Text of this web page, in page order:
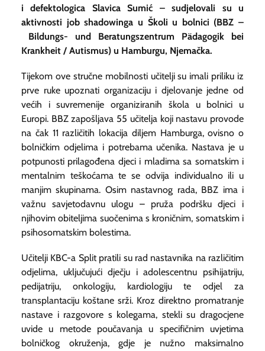
i defektologica Slavica Sumić – sudjelovali su u
aktivnosti job shadowinga u Školi u bolnici (BBZ –
Bildungs- und Beratungszentrum Pädagogik bei
Krankheit / Autismus) u Hamburgu, Njemačka.
Tijekom ove stručne mobilnosti učitelji su imali priliku iz
prve ruke upoznati organizaciju i djelovanje jedne od
većih i suvremenije organiziranih škola u bolnici u
Europi. BBZ zapošljava 55 učitelja koji nastavu provode
na čak 11 različitih lokacija diljem Hamburga, ovisno o
bolničkim odjelima i potrebama učenika. Nastava je u
potpunosti prilagođena djeci i mladima sa somatskim i
mentalnim teškoćama te se odvija individualno ili u
manjim skupinama. Osim nastavnog rada, BBZ ima i
važnu savjetodavnu ulogu – pruža podršku djeci i
njihovim obiteljima suočenima s kroničnim, somatskim i
psihosomatskim bolestima.
Učitelji KBC-a Split pratili su rad nastavnika na različitim
odjelima, uključujući dječju i adolescentnu psihijatriju,
pedijatriju, onkologiju, kardiologiju te odjel za
transplantaciju koštane srži. Kroz direktno promatranje
nastave i razgovore s kolegama, stekli su dragocjene
uvide u metode poučavanja u specifičnim uvjetima
bolničkog okruženja, gdje je nužno maksimalno